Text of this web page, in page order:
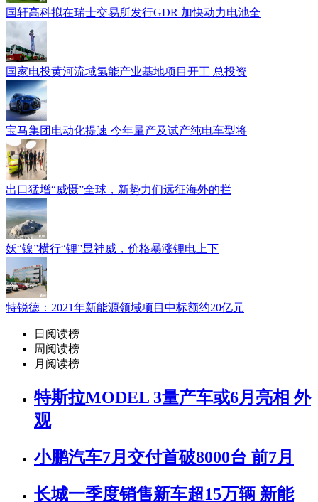
国轩高科拟在瑞士交易所发行GDR 加快动力电池全
国家电投黄河流域氢能产业基地项目开工 总投资
宝马集团电动化提速 今年量产及试产纯电车型将
出口猛增“威慑”全球，新势力们远征海外的拦
妖“镍”横行“锂”显神威，价格暴涨锂电上下
特锐德：2021年新能源领域项目中标额约20亿元
日阅读榜
周阅读榜
月阅读榜
特斯拉MODEL 3量产车或6月亮相 外
观
小鹏汽车7月交付首破8000台 前7月
长城一季度销售新车超15万辆 新能